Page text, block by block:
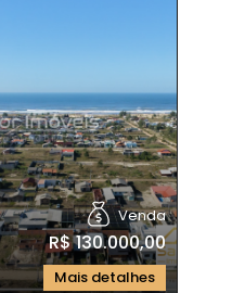
Venda
R$ 130.000,00
Mais detalhes